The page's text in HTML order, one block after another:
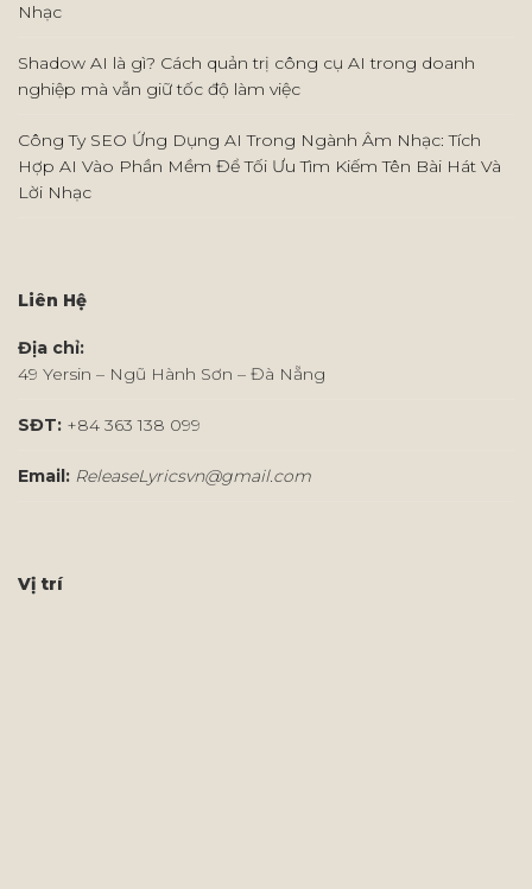
Nhạc
Shadow AI là gì? Cách quản trị công cụ AI trong doanh
nghiệp mà vẫn giữ tốc độ làm việc
Công Ty SEO Ứng Dụng AI Trong Ngành Âm Nhạc: Tích
Hợp AI Vào Phần Mềm Để Tối Ưu Tìm Kiếm Tên Bài Hát Và
Lời Nhạc
Liên Hệ
Địa chỉ:
49 Yersin – Ngũ Hành Sơn – Đà Nẵng
SĐT: +84 363 138 099
Email: ReleaseLyricsvn@gmail.com
Vị trí